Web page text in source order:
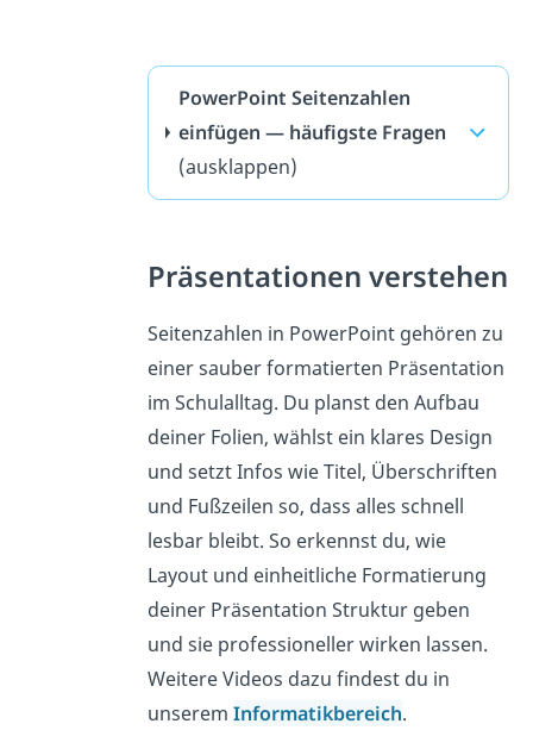
PowerPoint Seitenzahlen
einfügen — häufigste Fragen
(ausklappen)
Präsentationen verstehen
Seitenzahlen in PowerPoint gehören zu
einer sauber formatierten Präsentation
im Schulalltag. Du planst den Aufbau
deiner Folien, wählst ein klares Design
und setzt Infos wie Titel, Überschriften
und Fußzeilen so, dass alles schnell
lesbar bleibt. So erkennst du, wie
Layout und einheitliche Formatierung
deiner Präsentation Struktur geben
und sie professioneller wirken lassen.
Weitere Videos dazu findest du in
unserem Informatikbereich.